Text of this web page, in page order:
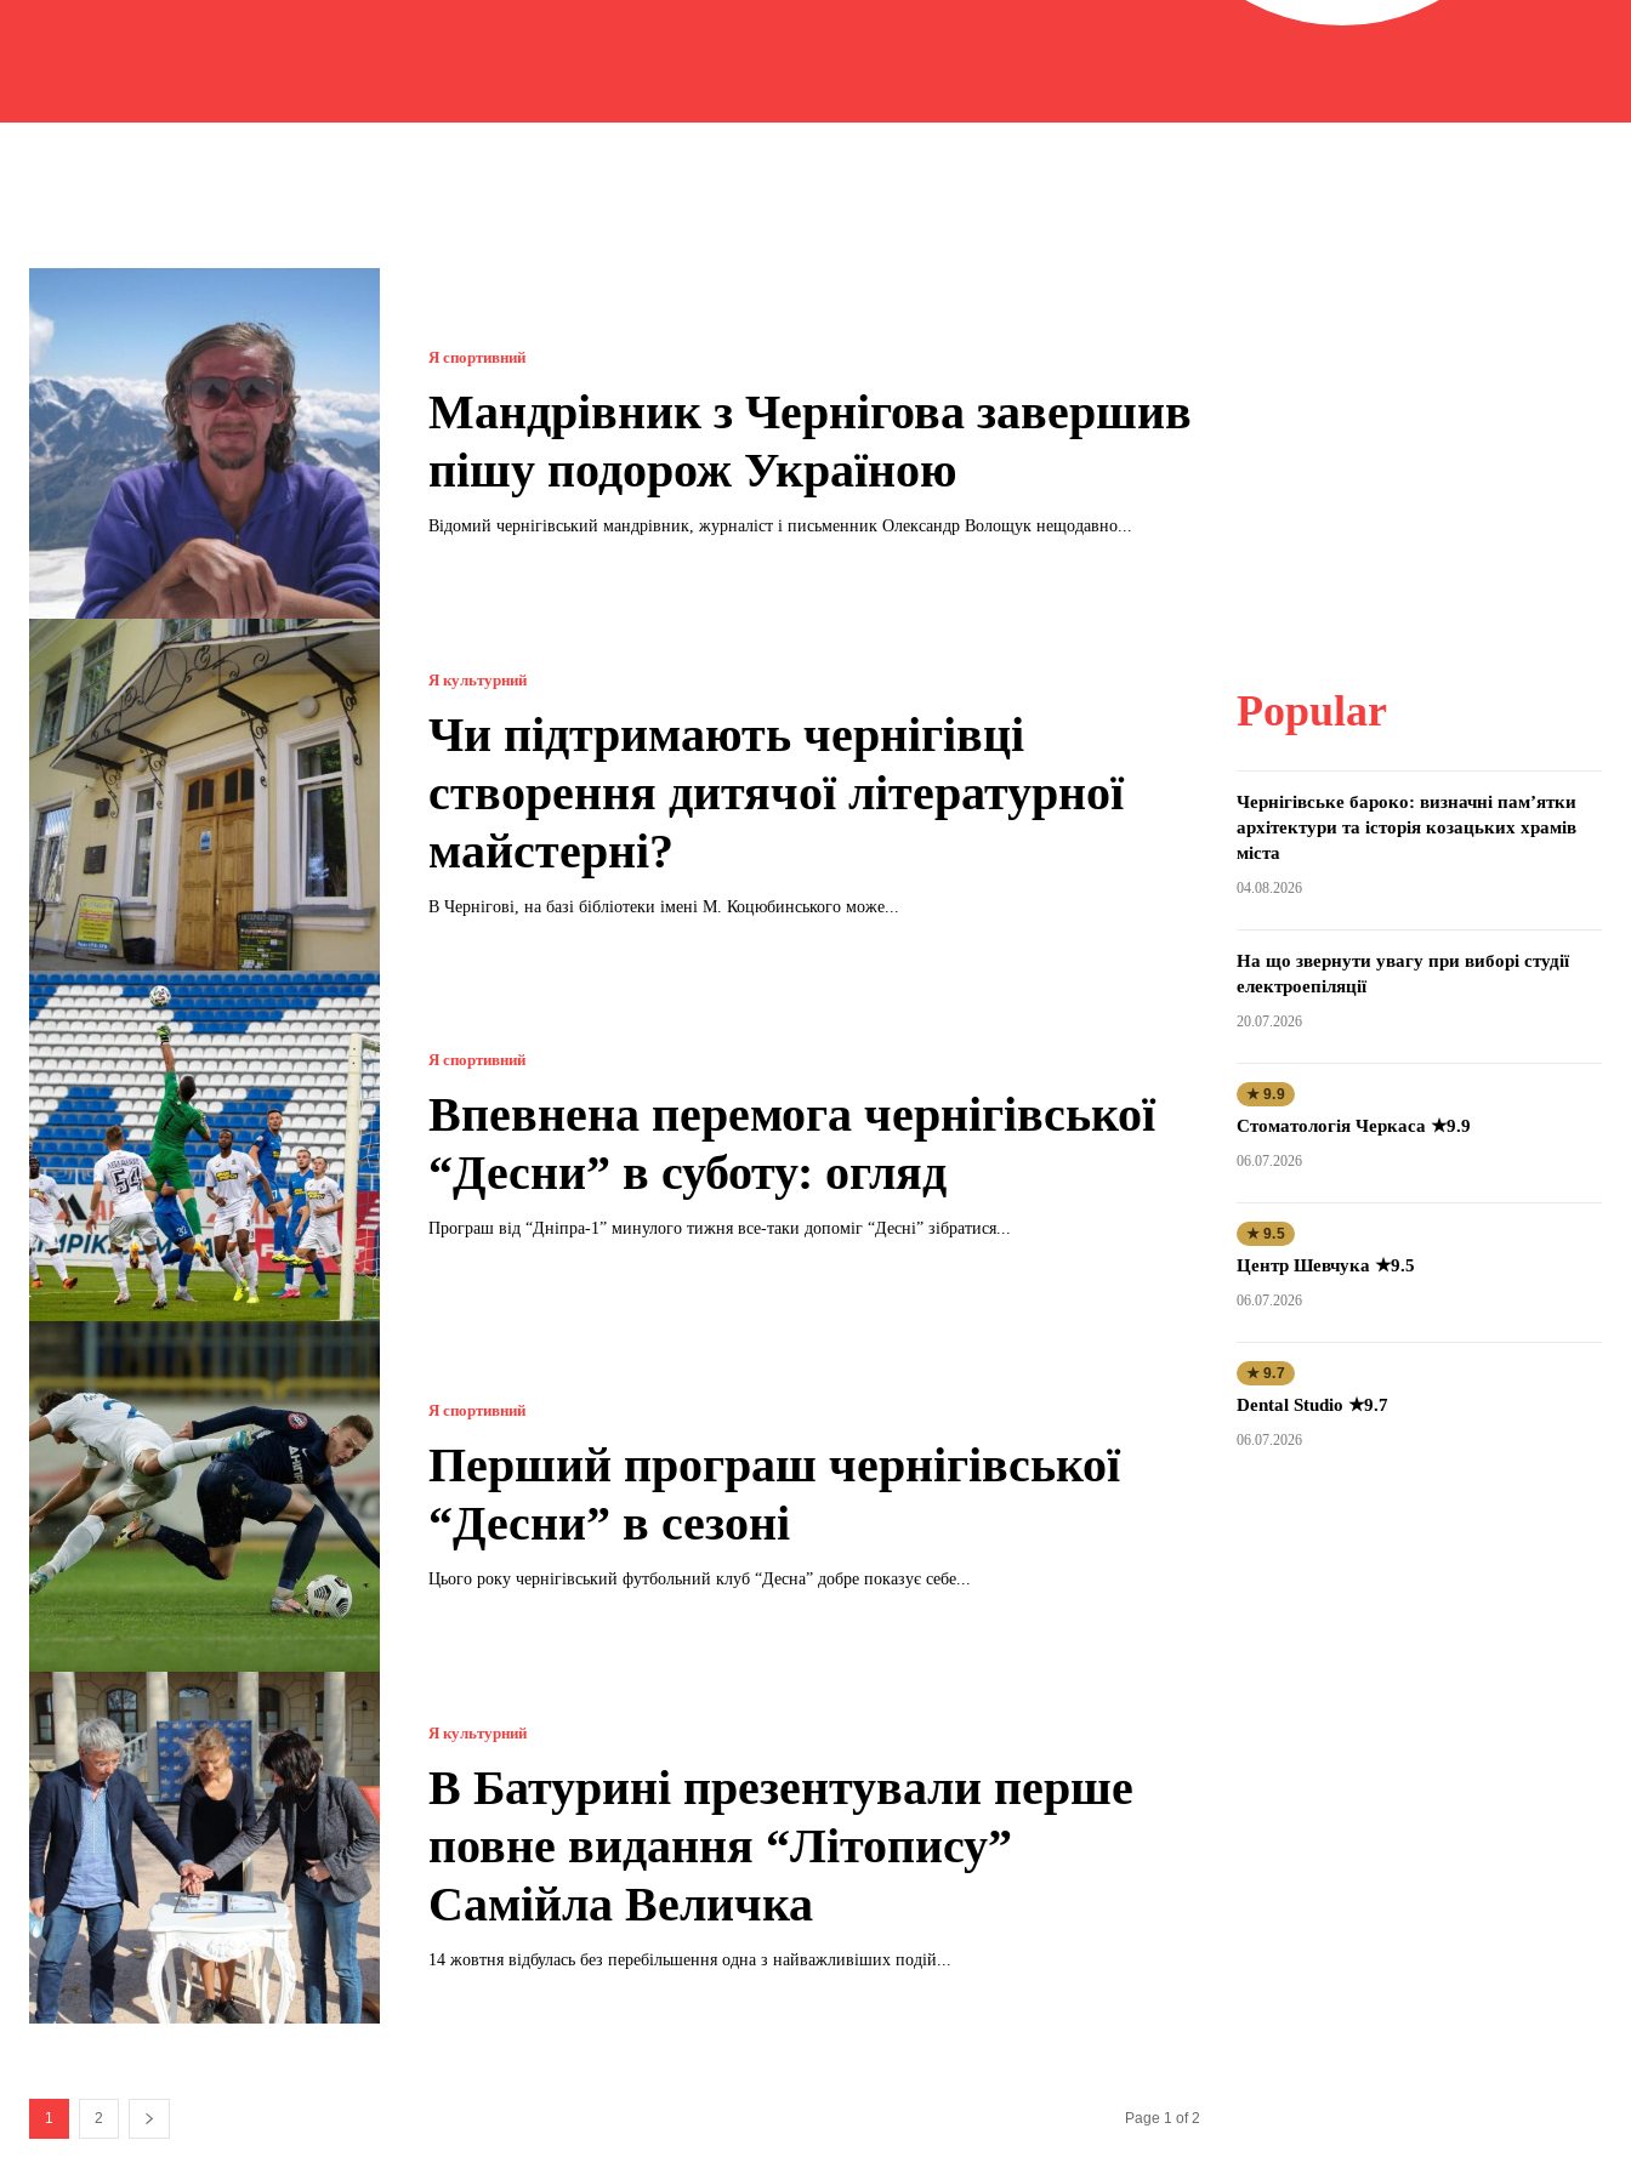
Я спортивний
Мандрівник з Чернігова завершив
пішу подорож Україною
Відомий чернігівський мандрівник, журналіст і письменник Олександр Волощук нещодавно...
Я культурний
Чи підтримають чернігівці
створення дитячої літературної
майстерні?
В Чернігові, на базі бібліотеки імені М. Коцюбинського може...
Я спортивний
Впевнена перемога чернігівської
“Десни” в суботу: огляд
Програш від “Дніпра-1” минулого тижня все-таки допоміг “Десні” зібратися...
Я спортивний
Перший програш чернігівської
“Десни” в сезоні
Цього року чернігівський футбольний клуб “Десна” добре показує себе...
Я культурний
В Батурині презентували перше
повне видання “Літопису”
Самійла Величка
14 жовтня відбулась без перебільшення одна з найважливіших подій...
1 2 Page 1 of 2
Popular
Чернігівське бароко: визначні пам’ятки
архітектури та історія козацьких храмів
міста
04.08.2026
На що звернути увагу при виборі студії
електроепіляції
20.07.2026
★ 9.9
Стоматологія Черкаса ★9.9
06.07.2026
★ 9.5
Центр Шевчука ★9.5
06.07.2026
★ 9.7
Dental Studio ★9.7
06.07.2026